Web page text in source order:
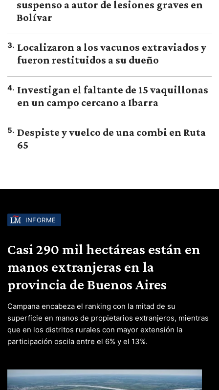
suspenso a autor de lesiones graves en
Bolívar
3. Localizaron a los vacunos extraviados y
fueron restituidos a su dueño
4. Investigan el faltante de 15 vaquillonas
en un campo cercano a Ibarra
5. Despiste y vuelco de una combi en Ruta
65
INFORME
Casi 290 mil hectáreas están en
manos extranjeras en la
provincia de Buenos Aires
Campana encabeza el ranking con la mitad de su
superficie en manos de propietarios extranjeros, mientras
que en los distritos rurales con mayor extensión la
participación oscila entre el 6% y el 13%.